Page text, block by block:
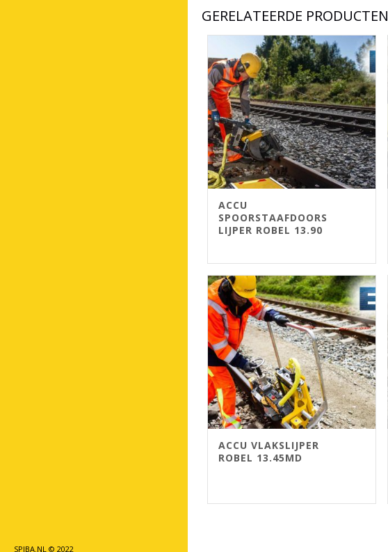
SPIBA.NL © 2022
GERELATEERDE PRODUCTEN
ACCU
SPOORSTAAFDOORS
LIJPER ROBEL 13.90
ACCU VLAKSLIJPER
ROBEL 13.45MD